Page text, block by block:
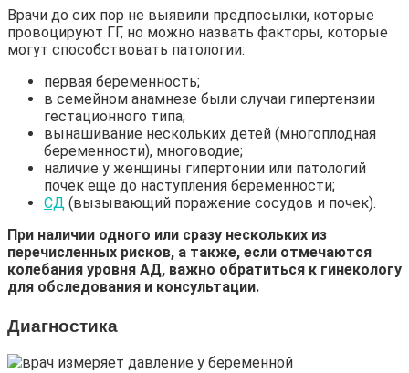
Врачи до сих пор не выявили предпосылки, которые
провоцируют ГГ, но можно назвать факторы, которые
могут способствовать патологии:
первая беременность;
в семейном анамнезе были случаи гипертензии
гестационного типа;
вынашивание нескольких детей (многоплодная
беременности), многоводие;
наличие у женщины гипертонии или патологий
почек еще до наступления беременности;
СД (вызывающий поражение сосудов и почек).
При наличии одного или сразу нескольких из
перечисленных рисков, а также, если отмечаются
колебания уровня АД, важно обратиться к гинекологу
для обследования и консультации.
Диагностика